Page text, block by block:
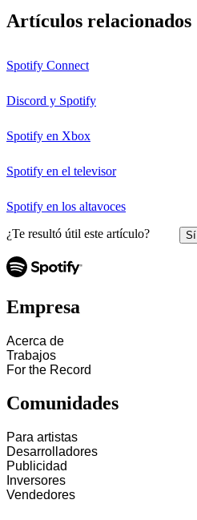
Artículos relacionados
Spotify Connect
Discord y Spotify
Spotify en Xbox
Spotify en el televisor
Spotify en los altavoces
¿Te resultó útil este artículo? Sí
Empresa
Acerca de
Trabajos
For the Record
Comunidades
Para artistas
Desarrolladores
Publicidad
Inversores
Vendedores